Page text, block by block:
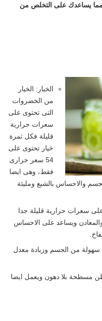
مما يساعدك على التخلص من
الخيار: الخيار
من الخضروات
التى تحتوى على
سعرات حرارية
قليلة فكل ثمرة
خيار تحتوى على
54 سعر حرارى
فقط، وهى ايضا
والاحساس بالشبع ومليئة
سعرات حرارية قليلة جدا
والمعادن ويساعد على الاحساس
سهولة من الجسم وزيادة معدل
مسطحة بلا دهون ويعمل ايضا